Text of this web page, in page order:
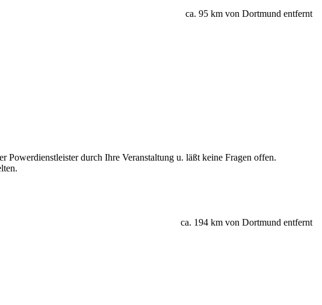
ca. 95 km von Dortmund entfernt
Powerdienstleister durch Ihre Veranstaltung u. läßt keine Fragen offen.
ca. 194 km von Dortmund entfernt